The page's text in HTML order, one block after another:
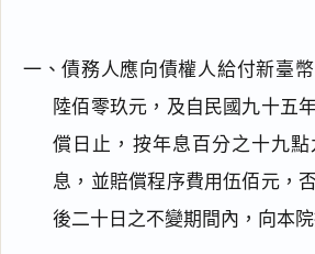
一、債務人應向債權人給付新臺
陸佰零玖元，及自民國九十五
償日止，按年息百分之十九
息，並賠償程序費用伍佰元，
後二十日之不變期間內，向本